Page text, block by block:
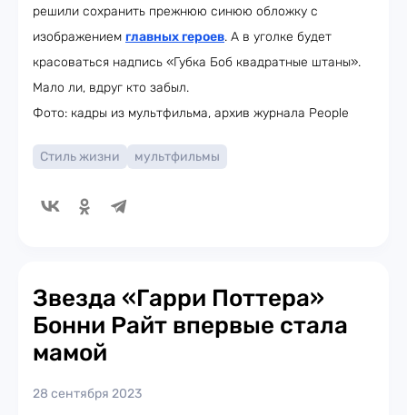
решили сохранить прежнюю синюю обложку с
изображением главных героев. А в уголке будет
красоваться надпись «Губка Боб квадратные штаны».
Мало ли, вдруг кто забыл.
Фото: кадры из мультфильма, архив журнала People
Стиль жизни мультфильмы
Звезда «Гарри Поттера»
Бонни Райт впервые стала
мамой
28 сентября 2023